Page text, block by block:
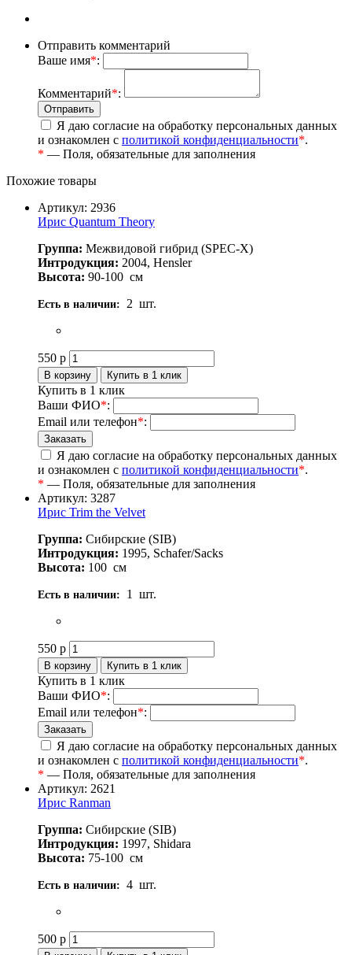
Отправить комментарий
Ваше имя*:
Комментарий*:
Я даю согласие на обработку персональных данных
и ознакомлен с политикой конфиденциальности*.
* — Поля, обязательные для заполнения
Похожие товары
Артикул: 2936
Ирис Quantum Theory
Группа: Межвидовой гибрид (SPEC-X)
Интродукция: 2004, Hensler
Высота: 90-100 см
Есть в наличии: 2 шт.
550 р
Купить в 1 клик
Ваши ФИО*:
Email или телефон*:
Я даю согласие на обработку персональных данных
и ознакомлен с политикой конфиденциальности*.
* — Поля, обязательные для заполнения
Артикул: 3287
Ирис Trim the Velvet
Группа: Сибирские (SIB)
Интродукция: 1995, Schafer/Sacks
Высота: 100 см
Есть в наличии: 1 шт.
550 р
Купить в 1 клик
Ваши ФИО*:
Email или телефон*:
Я даю согласие на обработку персональных данных
и ознакомлен с политикой конфиденциальности*.
* — Поля, обязательные для заполнения
Артикул: 2621
Ирис Ranman
Группа: Сибирские (SIB)
Интродукция: 1997, Shidara
Высота: 75-100 см
Есть в наличии: 4 шт.
500 р